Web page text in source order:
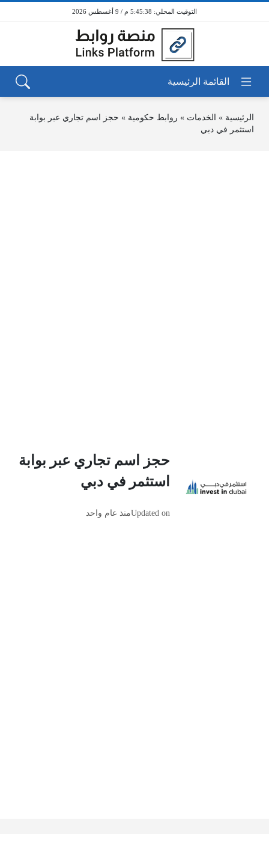
5:45:38 م / 9 أغسطس 2026
الرئيسية » الخدمات » روابط حكومية » حجز اسم تجاري عبر بوابة
استثمر في دبي
حجز اسم تجاري عبر بوابة
استثمر في دبي
Updated onمنذ عام واحد